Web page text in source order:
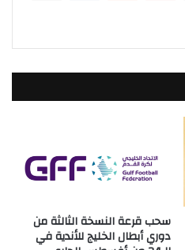
سحب قرعة النسخة الثالثة من
دوري أبطال الخليج للأندية في